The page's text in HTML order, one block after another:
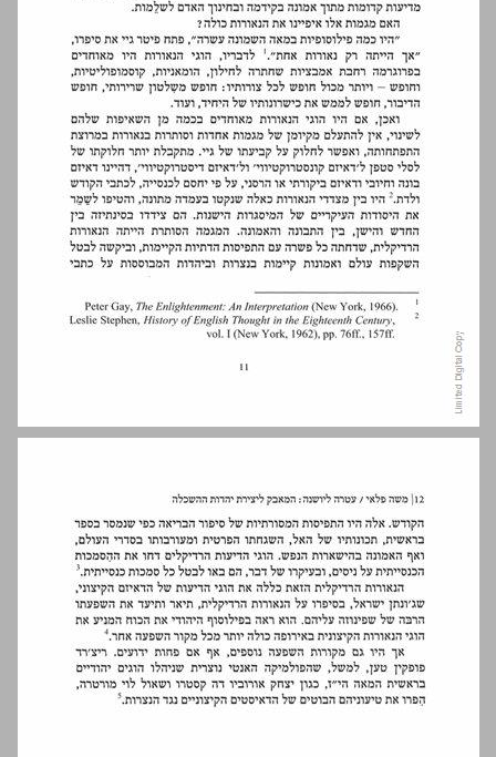
1. דת הנאורות: דת התבונה, תבונת הדת - יחסה של הנאורות האירופית לדת ... 13